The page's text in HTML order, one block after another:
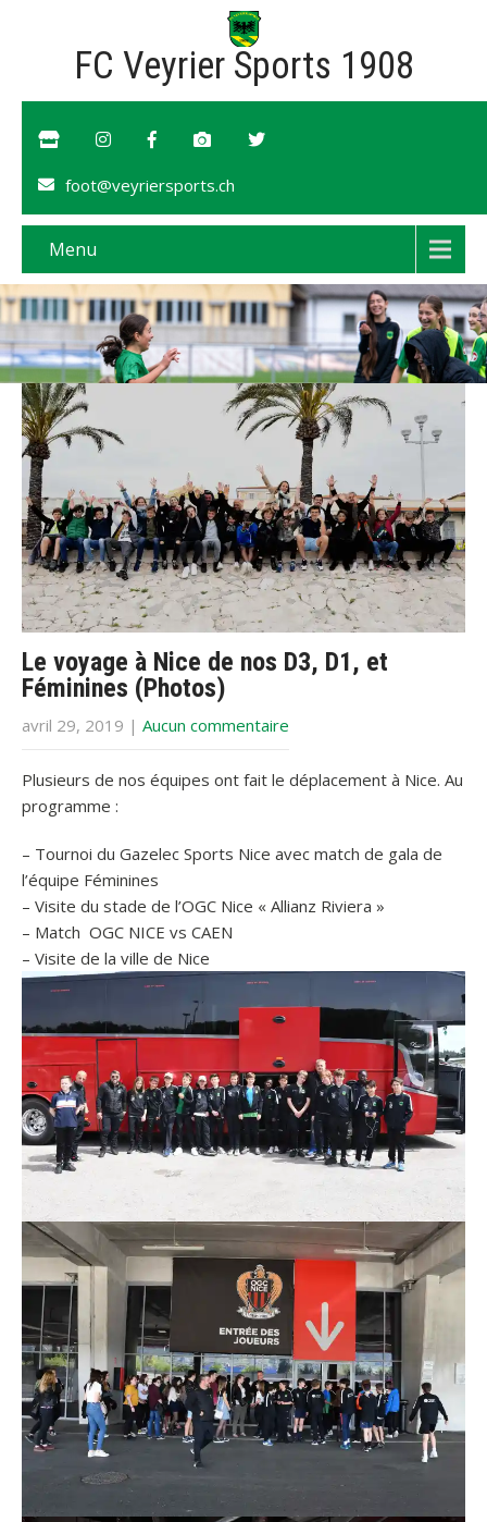
FC Veyrier Sports 1908
foot@veyriersports.ch
Menu
Le voyage à Nice de nos D3, D1, et
Féminines (Photos)
avril 29, 2019 | Aucun commentaire
Plusieurs de nos équipes ont fait le déplacement à Nice. Au
programme :
– Tournoi du Gazelec Sports Nice avec match de gala de
l’équipe Féminines
– Visite du stade de l’OGC Nice « Allianz Riviera »
– Match OGC NICE vs CAEN
– Visite de la ville de Nice